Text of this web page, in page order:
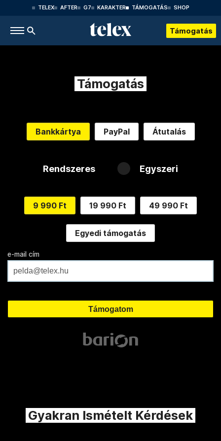
TELEX AFTER G7 KARAKTER TÁMOGATÁS SHOP
Támogatás
Támogatás
Bankkártya PayPal Átutalás
Rendszeres Egyszeri
9 990 Ft 19 990 Ft 49 990 Ft
Egyedi támogatás
e-mail cím
Gyakran Ismételt Kérdések